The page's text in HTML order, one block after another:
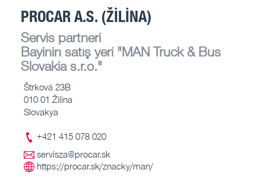
PROCAR A.S. (ŽILINA)
Servis partneri
Bayinin satış yeri "MAN Truck & Bus
Slovakia s.r.o."
Štrková 23B
010 01 Žilina
Slovakya
+421 415 078 020
servisza@procar.sk
https://procar.sk/znacky/man/